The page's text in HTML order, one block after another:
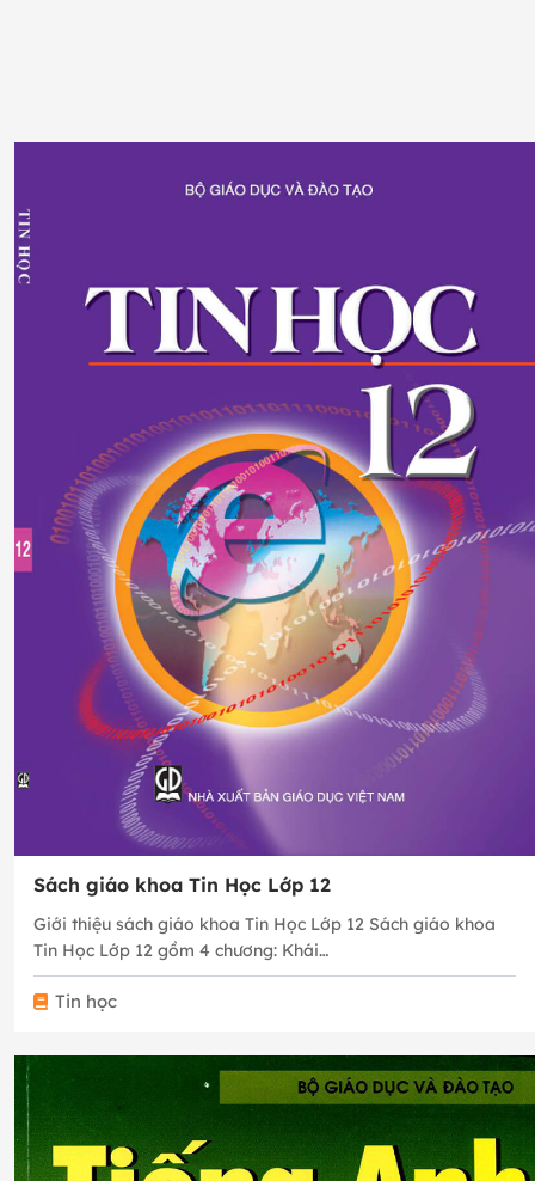
Sách giáo khoa Tin Học Lớp 12
Giới thiệu sách giáo khoa Tin Học Lớp 12 Sách giáo khoa
Tin Học Lớp 12 gồm 4 chương: Khái…
Tin học